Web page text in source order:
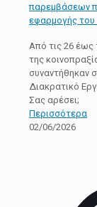
παρεμβάσεων
εφαρμογής του
Από τις 26 έως
της
συναντήθηκαν
Διακρατικό
Σας αρέσει;
Περισσότερα
02/06/2026